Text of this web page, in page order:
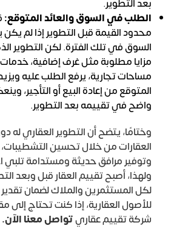
بعد التطوير.
الطلب في السوق والعائد المتوقع:
محدود القيمة قبل التطوير إذا لم يكن
السوق في تلك الفترة. لكن التطوير
مزايا مطلوبة مثل غرف إضافية،
مساحات تجارية، يرفع الطلب عليه
المتوقع من إعادة البيع أو التأجير،
واضح في تقييمه بعد التطوير.
وختامًا، يتضح أن التطوير العقاري
العقارات من خلال تحسين
وتوفير مرافق حديثة ومستدامة تلبي
ولهذا، أصبح تقييم العقار قبل وبعد
لكل المستثمرين والملاك لضمان تقدير
للأصول العقارية، إذا كنت تحتاج
شركة تقييم عقاريتواصل معنا الآن.